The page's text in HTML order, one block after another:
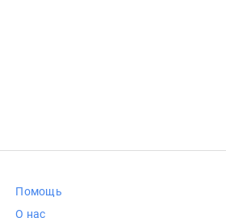
Помощь
О нас